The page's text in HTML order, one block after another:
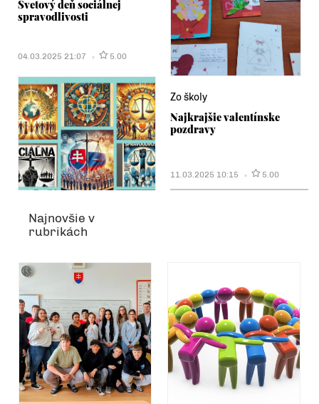
Svetový deň sociálnej
spravodlivosti
04.03.2025 21:07 5.00
Zo školy
Najkrajšie valentínske
pozdravy
11.03.2025 10:15 5.00
Najnovšie v
rubrikách